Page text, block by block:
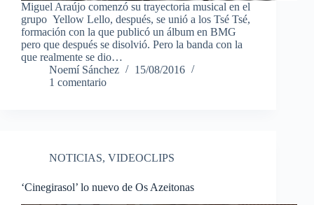
Miguel Araújo comenzó su trayectoria musical en el
grupo Yellow Lello, después, se unió a los Tsé Tsé,
formación con la que publicó un álbum en BMG
pero que después se disolvió. Pero la banda con la
que realmente se dio…
Noemí Sánchez
15/08/2016
1 comentario
NOTICIAS, VIDEOCLIPS
‘Cinegirasol’ lo nuevo de Os Azeitonas